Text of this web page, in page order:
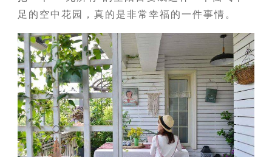
足的空中花园，真的是非常幸福的一件事情。